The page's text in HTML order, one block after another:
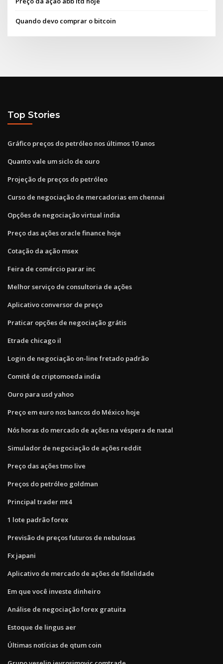
Quando devo comprar o bitcoin
Top Stories
Gráfico preços do petróleo nos últimos 10 anos
Quanto vale um siclo de ouro
Projeção de preços do petróleo
Curso de negociação de mercadorias em chennai
Opções de negociação virtual india
Preço das ações oracle finance hoje
Cotação da ação msex
Feira de comércio parar inc
Melhor serviço de consultoria de ações
Aplicativo conversor de preço
Praticar opções de negociação grátis
Etrade chicago il
Login de negociação on-line fretado padrão
Comitê de criptomoeda india
Ouro para usd yahoo
Preço em euro nos bancos do México hoje
Nós horas do mercado de ações na véspera de natal
Simulador de negociação de ações reddit
Preço das ações tmo live
Preços do petróleo goldman
Principal trader mt4
1 lote padrão forex
Previsão de preços futuros de nebulosas
Fx japani
Aplicativo de mercado de ações de fidelidade
Em que você investe dinheiro
Análise de negociação forex gratuita
Estoque de lingus aer
Últimas notícias de qtum coin